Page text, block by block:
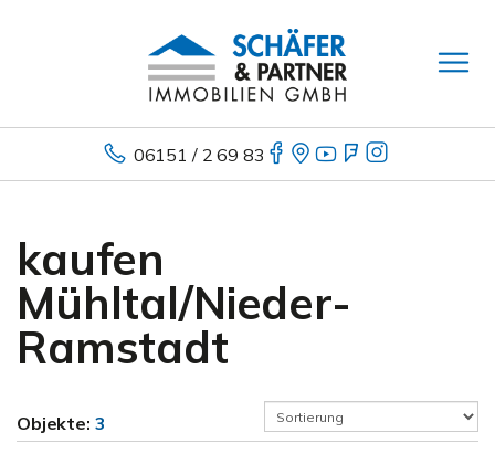
06151 / 2 69 83
kaufen
Mühltal/Nieder-
Ramstadt
Objekte: 3